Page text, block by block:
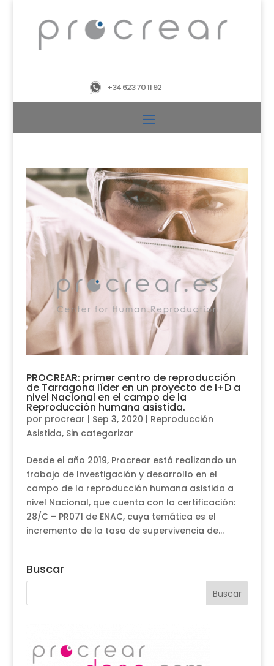
+34 623 70 11 92
PROCREAR: primer centro de reproducción
de Tarragona líder en un proyecto de I+D a
nivel Nacional en el campo de la
Reproducción humana asistida.
por procrear | Sep 3, 2020 | Reproducción
Asistida, Sin categorizar
Desde el año 2019, Procrear está realizando un
trabajo de Investigación y desarrollo en el
campo de la reproducción humana asistida a
nivel Nacional, que cuenta con la certificación:
28/C – PR071 de ENAC, cuya temática es el
incremento de la tasa de supervivencia de...
Buscar